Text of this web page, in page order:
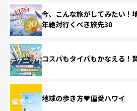
今、こんな旅がしてみたい！
年絶対行くべき旅先30
コスパもタイパもかなえる！
地球の歩き方♥偏愛ハワイ